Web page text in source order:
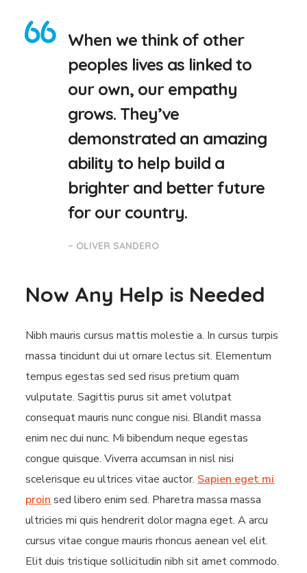
When we think of other
peoples lives as linked to
our own, our empathy
grows. They’ve
demonstrated an amazing
ability to help build a
brighter and better future
for our country.
– OLIVER SANDERO
Now Any Help is Needed
Nibh mauris cursus mattis molestie a. In cursus turpis
massa tincidunt dui ut ornare lectus sit. Elementum
tempus egestas sed sed risus pretium quam
vulputate. Sagittis purus sit amet volutpat
consequat mauris nunc congue nisi. Blandit massa
enim nec dui nunc. Mi bibendum neque egestas
congue quisque. Viverra accumsan in nisl nisi
scelerisque eu ultrices vitae auctor. Sapien eget mi
proin sed libero enim sed. Pharetra massa massa
ultricies mi quis hendrerit dolor magna eget. A arcu
cursus vitae congue mauris rhoncus aenean vel elit.
Elit duis tristique sollicitudin nibh sit amet commodo.